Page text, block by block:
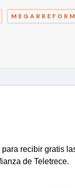
recibir gratis
de Teletrece.